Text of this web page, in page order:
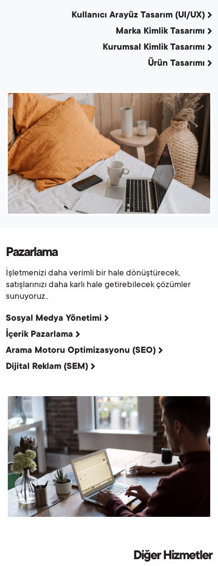
Kullanıcı Arayüz Tasarım (UI/UX)
Marka Kimlik Tasarımı
Kurumsal Kimlik Tasarımı
Ürün Tasarımı
Pazarlama
İşletmenizi daha verimli bir hale dönüştürecek,
satışlarınızı daha karlı hale getirebilecek çözümler
sunuyoruz..
Sosyal Medya Yönetimi
İçerik Pazarlama
Arama Motoru Optimizasyonu (SEO)
Dijital Reklam (SEM)
Diğer Hizmetler